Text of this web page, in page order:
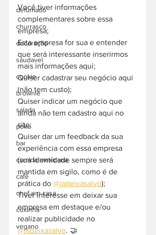
defumado
churrasco
decoração
saudavel
cookie
brownie
salada
poke
bar
comida mexicana
café
chef em casa
coxinha
vegano
Você tiver informações
complementares sobre essa
empresa;
Esta empresa for sua e entender
que será interessante inserirmos
mais informações aqui;
Quiser cadastrar seu negócio aqui
(não tem custo);
Quiser indicar um negócio que
ainda não tem cadastro aqui no
site;
Quiser dar um feedback da sua
experiência com essa empresa
(sua identidade sempre será
mantida em sigilo, como é de
prática do @jadeixasalvo);
Tiver interesse em deixar sua
empresa em destaque e/ou
realizar publicidade no
@jadeixasalvo. 🤝